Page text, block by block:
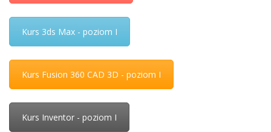
Kurs 3ds Max - poziom I
Kurs Fusion 360 CAD 3D - poziom I
Kurs Inventor - poziom I